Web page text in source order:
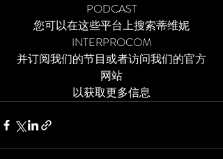
PODCAST
您可以在这些平台上搜索蒂维妮
INTERPROCOM
并订阅我们的节目或者访问我们的官方
网站
以获取更多信息